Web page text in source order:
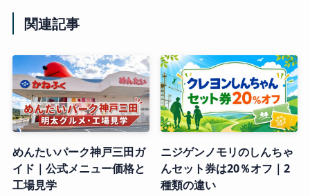
関連記事
めんたいパーク神戸三田ガ
イド｜公式メニュー価格と
工場見学
ニジゲンノモリのしんちゃ
んセット券は20％オフ｜2
種類の違い